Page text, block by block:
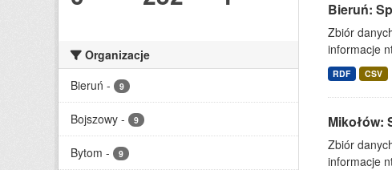
Organizacje
Bieruń - 9
Bojszowy - 9
Bytom - 9
Bieruń:
Zbiór
informacje
RDF CSV
Mikołów:
Zbiór
informacje